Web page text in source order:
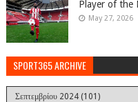
Player of the
May 27, 2026
SPORT365 ARCHIVE